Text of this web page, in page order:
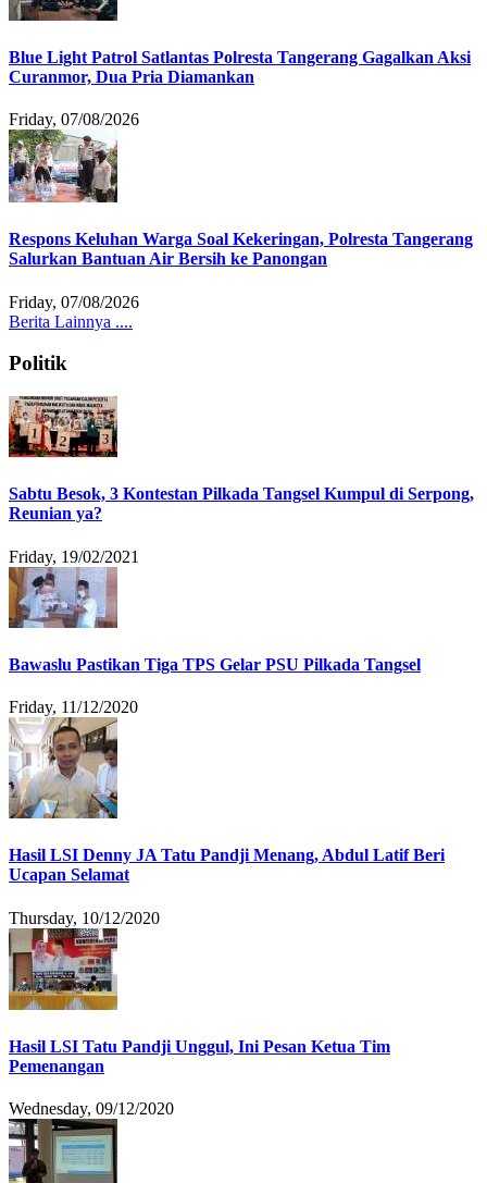
Blue Light Patrol Satlantas Polresta Tangerang Gagalkan Aksi
Curanmor, Dua Pria Diamankan
Friday, 07/08/2026
Respons Keluhan Warga Soal Kekeringan, Polresta Tangerang
Salurkan Bantuan Air Bersih ke Panongan
Friday, 07/08/2026
Berita Lainnya ....
Politik
Sabtu Besok, 3 Kontestan Pilkada Tangsel Kumpul di Serpong,
Reunian ya?
Friday, 19/02/2021
Bawaslu Pastikan Tiga TPS Gelar PSU Pilkada Tangsel
Friday, 11/12/2020
Hasil LSI Denny JA Tatu Pandji Menang, Abdul Latif Beri
Ucapan Selamat
Thursday, 10/12/2020
Hasil LSI Tatu Pandji Unggul, Ini Pesan Ketua Tim
Pemenangan
Wednesday, 09/12/2020